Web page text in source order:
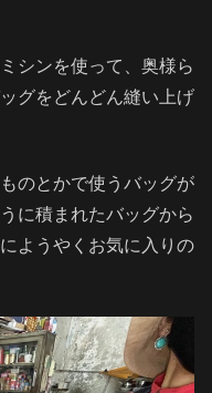
シンを使って、奥様ら
グをどんどん縫い上げ
のとかで使うバッグが
に積まれたバッグから
ようやくお気に入りの